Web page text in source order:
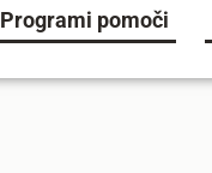
Programi pomoči